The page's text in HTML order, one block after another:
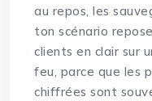
au repos, les
ton scénario
clients en clair sur
feu, parce que les
chiffrées sont